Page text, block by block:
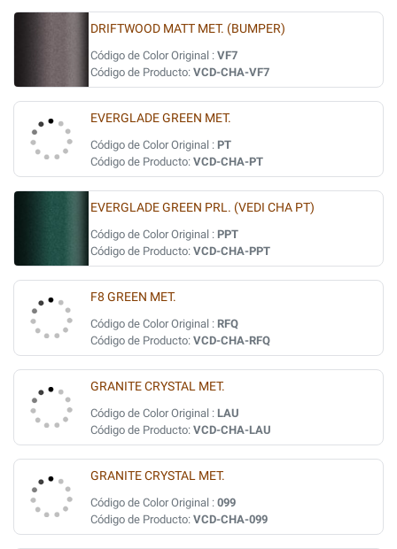
DRIFTWOOD MATT MET. (BUMPER)
Código de Color Original : VF7
Código de Producto: VCD-CHA-VF7
EVERGLADE GREEN MET.
Código de Color Original : PT
Código de Producto: VCD-CHA-PT
EVERGLADE GREEN PRL. (VEDI CHA PT)
Código de Color Original : PPT
Código de Producto: VCD-CHA-PPT
F8 GREEN MET.
Código de Color Original : RFQ
Código de Producto: VCD-CHA-RFQ
GRANITE CRYSTAL MET.
Código de Color Original : LAU
Código de Producto: VCD-CHA-LAU
GRANITE CRYSTAL MET.
Código de Color Original : 099
Código de Producto: VCD-CHA-099